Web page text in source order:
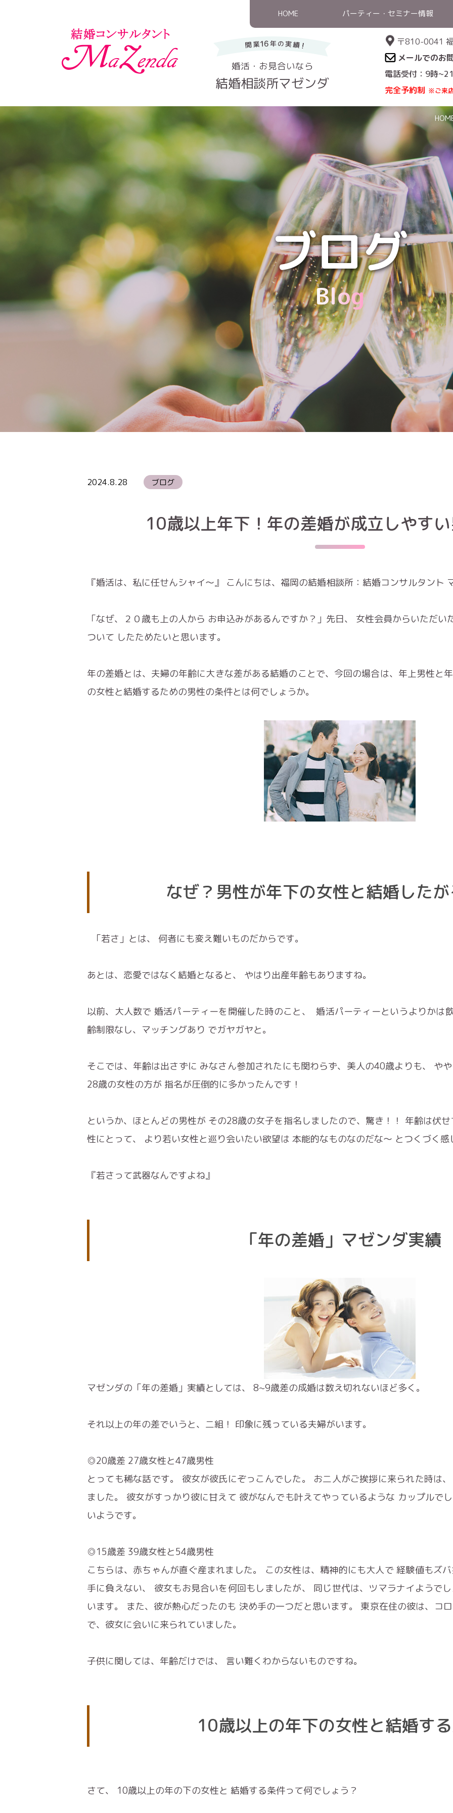
HOME パーティー・セミナー情報
婚活・お見合いなら
結婚相談所マゼンダ
〒810-0041
メールでのお
電話受付：9時
完全予約制 ※ご来
ブログ
Blog
2024.8.28 ブログ
10歳以上年下！年の差婚が成立しやす
『婚活は、私に任せんシャイ～』 こんにちは、福岡の結婚相談所：結婚コンサルタント
「なぜ、２０歳も上の人から お申込みがあるんですか？」先日、 女性会員からいただ
ついて したためたいと思います。
年の差婚とは、夫婦の年齢に大きな差がある結婚のことで、今回の場合は、年上男性と
の女性と結婚するための男性の条件とは何でしょうか。
なぜ？男性が年下の女性と結婚した
「若さ」とは、 何者にも変え難いものだからです。
あとは、恋愛ではなく結婚となると、 やはり出産年齢もありますね。
以前、大人数で 婚活パーティーを開催した時のこと、 婚活パーティーというよりかは
齢制限なし、マッチングあり でガヤガヤと。
そこでは、年齢は出さずに みなさん参加されたにも関わらず、美人の40歳よりも、 や
28歳の女性の方が 指名が圧倒的に多かったんです！
というか、ほとんどの男性が その28歳の女子を指名しましたので、驚き！！ 年齢は伏
性にとって、 より若い女性と巡り会いたい欲望は 本能的なものなのだな〜 とつくづく
『若さって武器なんですよね』
「年の差婚」マゼンダ実績
マゼンダの「年の差婚」実績としては、 8~9歳差の成婚は数え切れないほど多く。
それ以上の年の差でいうと、二組！ 印象に残っている夫婦がいます。
◎20歳差 27歳女性と47歳男性
とっても稀な話です。 彼女が彼氏にぞっこんでした。 お二人がご挨拶に来られた時は
ました。 彼女がすっかり彼に甘えて 彼がなんでも叶えてやっているような カップルで
いようです。
◎15歳差 39歳女性と54歳男性
こちらは、赤ちゃんが直ぐ産まれました。 この女性は、精神的にも大人で 経験値もズ
手に負えない、 彼女もお見合いを何回もしましたが、 同じ世代は、ツマラナイようで
います。 また、彼が熱心だったのも 決め手の一つだと思います。 東京在住の彼は、コ
で、彼女に会いに来られていました。
子供に関しては、年齢だけでは、 言い難くわからないものですね。
10歳以上の年下の女性と結婚す
さて、 10歳以上の年の下の女性と 結婚する条件って何でしょう？